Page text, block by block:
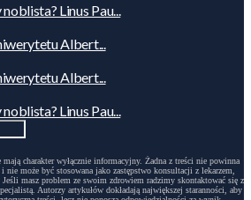
Linus Pau...
Albert...
Albert...
Linus Pau...
charakter wyłącznie informacyjny. Żadna z treści nie powinna
nie może być stosowana jako zastępstwo konsultacji z lekarzem,
masz problem ze swoim zdrowiem radzimy skontaktować się z
Autorzy artykułów dokładają największej staranności, aby